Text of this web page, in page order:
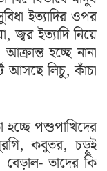
ইত্যাদির ওপর
জ্বর ইত্যাদি নিয়ে
হচ্ছে নানা
আসছে লিচু, কাঁচা
হচ্ছে পশুপাখিদের
কবুতর, চড়ুই
তাদের কি